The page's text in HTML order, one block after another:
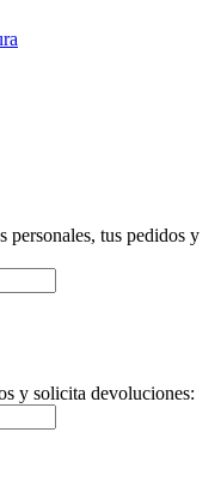
personales, tus pedidos y
y solicita devoluciones: